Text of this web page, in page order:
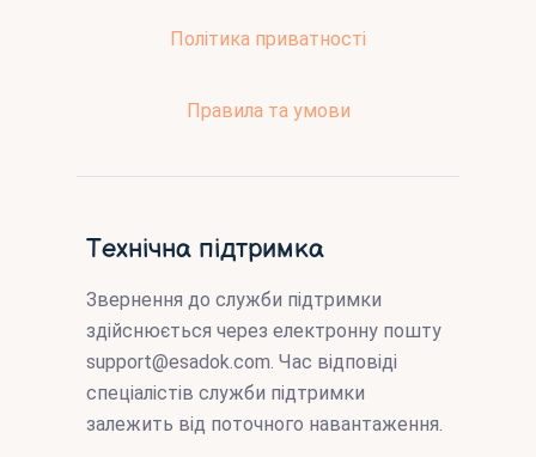
Політика приватності
Правила та умови
Технічна підтримка
Звернення до служби підтримки
здійснюється через електронну пошту
support@esadok.com. Час відповіді
спеціалістів служби підтримки
залежить від поточного навантаження.